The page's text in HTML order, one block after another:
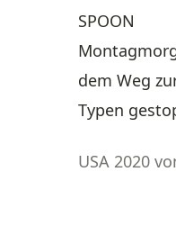
SPOON
dem Weg
Typen
USA 2020